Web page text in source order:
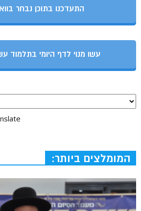
התעדכנו בתוכן נבחר
עשו מנוי לדף היומי בתלמוד
המומלצים ביותר: